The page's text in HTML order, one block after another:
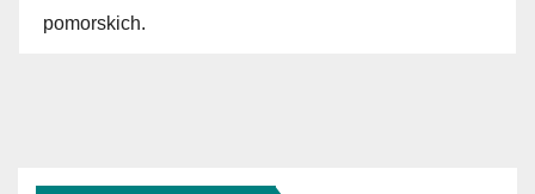
pomorskich.